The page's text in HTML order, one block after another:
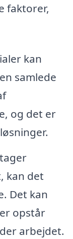
faktorer,
kan
samlede
og det er
kan det
Det kan
opstår
arbejdet.